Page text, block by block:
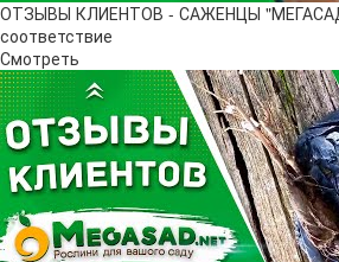
ОТЗЫВЫ КЛИЕНТОВ - САЖЕНЦЫ
соответствие
Смотреть